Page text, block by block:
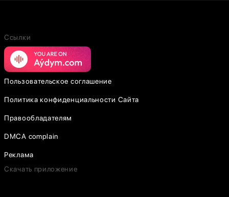
Ссылки
Пользовательское соглашение
Политика конфиденциальности Сайта
Правообладателям
DMCA complain
Реклама
Скачать приложение